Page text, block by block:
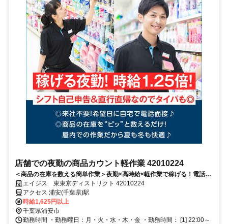
店舗での夜勤の商品カウント軽作業 42010224
＜商品の在庫を数える簡単作業＞夜勤×高時給×軽作業で稼げる！電話面
接で来社＆履歴書不要！
エイジス 東東京ディストリクト 42010224
アクセス 浦安(千葉県)駅
時給1,625円以上
千葉県浦安市
勤務時間 ・勤務曜日：月・火・水・木・金 ・勤務時間： [1] 22:00～